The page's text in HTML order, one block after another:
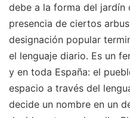
debe a la forma del jardín
presencia de ciertos
designación popular
el lenguaje diario. Es un
y en toda España: el
espacio a través del
decide un nombre en un